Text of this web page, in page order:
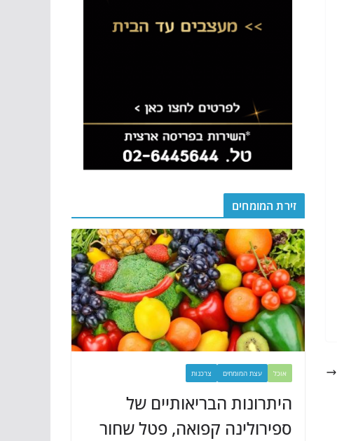
זירת המומחים
אוכל עצת המומחים צרכנות
היתרונות הבריאותיים של
ספירולינה קפואה, פטל שחור